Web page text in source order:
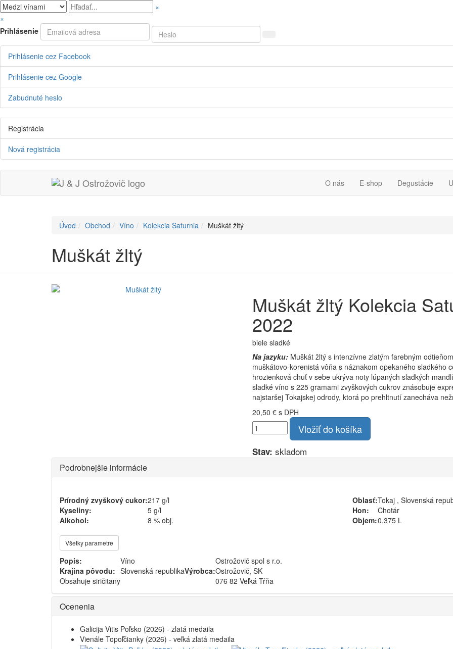
×
×
Prihlásenie
Prihlásenie cez Facebook
Prihlásenie cez Google
Zabudnuté heslo
Registrácia
Nová registrácia
O nás E-shop Degustácie
Úvod Obchod Víno Kolekcia Saturnia Muškát žltý
Muškát žltý
Muškát žltý Kolekcia
2022
bielesladké
Na jazyku:Muškát žltý s intenzívne zlatým farebným
muškátovo-korenistá vôňa s náznakom opekaného sladkého
hrozienková chuť v sebe ukrýva noty lúpaných sladkých
sladké víno s 225 gramami zvyškových cukrov znásobuje
najstaršej Tokajskej odrody, ktorá po prehltnutí zanecháva
20,50 € s DPH
Vložiť do košíka
Stav: skladom
Podrobnejšie informácie
Prírodný zvyškový cukor:217 g/l
Kyseliny:
5 g/l
Alkohol:
8 % obj.
Oblasť:Tokaj , Slovenská
Hon:
Chotár
Objem:0,375 L
Všetky parametre
Popis:
Víno
Výrobca:
Ostrožovič spol s r.o.
Ostrožovič, SK
076 82 Veľká Tŕňa
Krajina pôvodu: Slovenská republika
Obsahuje siričitany
Ocenenia
Galicija Vitis Poľsko (2026) - zlatá medaila
Vienále Topoľčianky (2026) - veľká zlatá medaila